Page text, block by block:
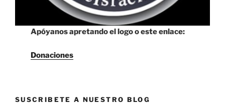
Apóyanos apretando el logo o este enlace:
Donaciones
SUSCRIBETE A NUESTRO BLOG